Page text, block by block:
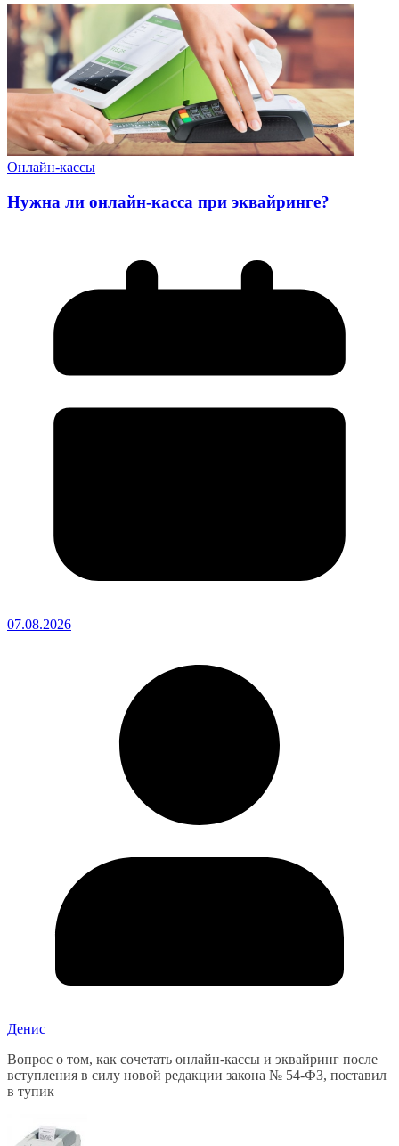
Онлайн-кассы
Нужна ли онлайн-касса при эквайринге?
07.08.2026
Денис
Вопрос о том, как сочетать онлайн-кассы и эквайринг после
вступления в силу новой редакции закона № 54-ФЗ, поставил
в тупик